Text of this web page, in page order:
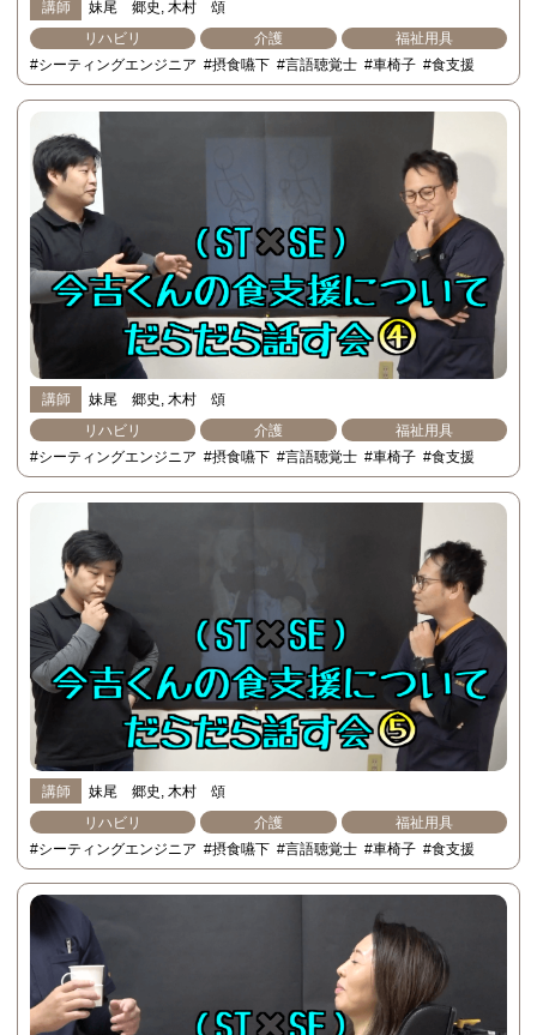
講師 妹尾 郷史
木村 頌
リハビリ
介護
福祉用具
#シーティングエンジニア #摂食嚥下 #言語聴覚士 #車椅子 #食支援
講師 妹尾 郷史
木村 頌
リハビリ
介護
福祉用具
#シーティングエンジニア #摂食嚥下 #言語聴覚士 #車椅子 #食支援
講師 妹尾 郷史
木村 頌
リハビリ
介護
福祉用具
#シーティングエンジニア #摂食嚥下 #言語聴覚士 #車椅子 #食支援